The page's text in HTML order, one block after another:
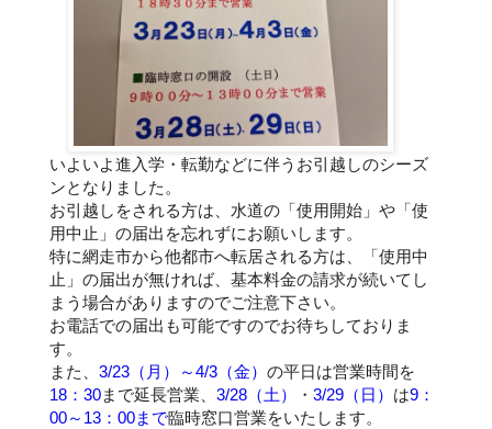
いよいよ進入学・転勤などに伴うお引越しのシーズ
ンとなりました。
お引越しをされる方は、水道の「使用開始」や「使
用中止」の届出を忘れずにお願いします。
特に網走市から他都市へ転居される方は、「使用中
止」の届出が無ければ、基本料金の請求が続いてし
まう場合がありますのでご注意下さい。
お電話での届出も可能ですのでお待ちしておりま
す。
また、3/23（月）～4/3（金）の平日は営業時間を
18：30まで延長営業、3/28（土） ・3/29（日） は9：
00～13：00まで臨時窓口営業をいたします。